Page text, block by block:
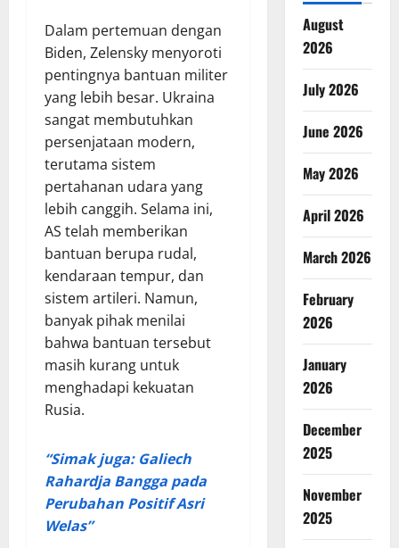
Dalam pertemuan dengan
Biden, Zelensky menyoroti
pentingnya bantuan militer
yang lebih besar. Ukraina
sangat membutuhkan
persenjataan modern,
terutama sistem
pertahanan udara yang
lebih canggih. Selama ini,
AS telah memberikan
bantuan berupa rudal,
kendaraan tempur, dan
sistem artileri. Namun,
banyak pihak menilai
bahwa bantuan tersebut
masih kurang untuk
menghadapi kekuatan
Rusia.
“Simak juga: Galiech
Rahardja Bangga pada
Perubahan Positif Asri
Welas”
August
2026
July 2026
June 2026
May 2026
April 2026
March 2026
February
2026
January
2026
December
2025
November
2025